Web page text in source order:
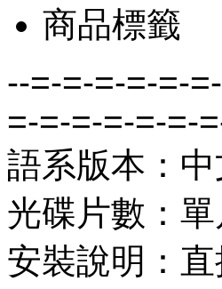
商品標籤
--=-=-=-=-=-
=-=-=-=-=-=-
語系版本：中
光碟片數：
安裝說明：